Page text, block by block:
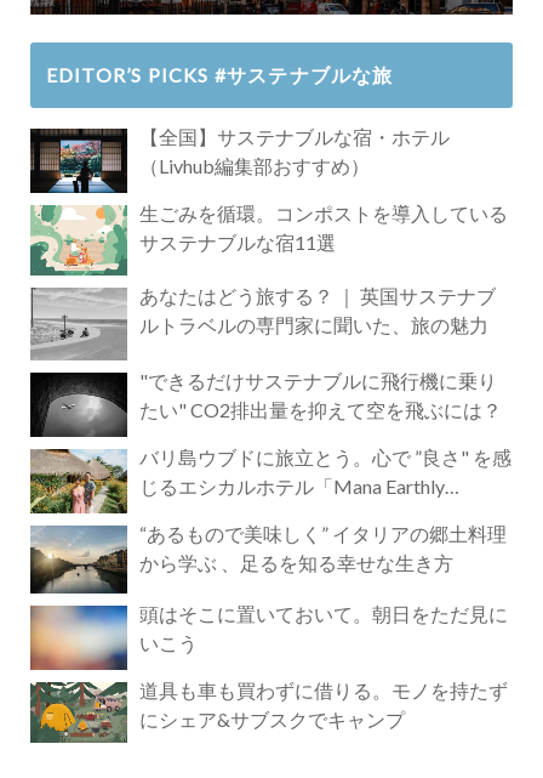
EDITOR’S PICKS #サステナブルな旅
【全国】サステナブルな宿・ホテル
（Livhub編集部おすすめ）
生ごみを循環。コンポストを導入している
サステナブルな宿11選
あなたはどう旅する？ ｜ 英国サステナブ
ルトラベルの専門家に聞いた、旅の魅力
"できるだけサステナブルに飛行機に乗り
たい" CO2排出量を抑えて空を飛ぶには？
バリ島ウブドに旅立とう。心で ”良さ" を感
じるエシカルホテル「Mana Earthly
“あるもので美味しく” イタリアの郷土料理
から学ぶ 、足るを知る幸せな生き方
頭はそこに置いておいて。朝日をただ見に
いこう
道具も車も買わずに借りる。モノを持たず
にシェア&サブスクでキャンプ